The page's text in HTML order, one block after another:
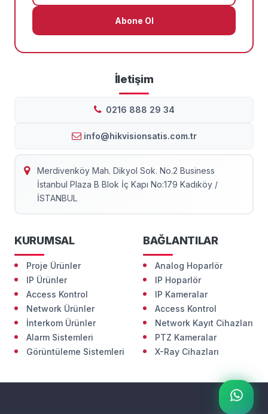
Abone Ol
İletişim
0216 888 29 34
info@hikvisionsatis.com.tr
Merdivenköy Mah. Dikyol Sok. No.2 Business
İstanbul Plaza B Blok İç Kapı No:179 Kadıköy /
İSTANBUL
KURUMSAL
Proje Ürünler
IP Ürünler
Access Kontrol
Network Ürünler
İnterkom Ürünler
Alarm Sistemleri
Görüntüleme Sistemleri
BAĞLANTILAR
Analog Hoparlör
IP Hoparlör
IP Kameralar
Access Kontrol
Network Kayıt Cihazları
PTZ Kameralar
X-Ray Cihazları